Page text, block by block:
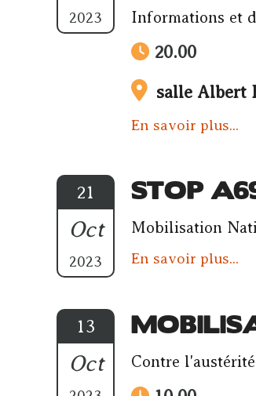
2023 Informations et
20.00
salle Albert
En savoir plus...
21
Oct
2023
STOP
Mobilisation
En savoir plus...
13
Oct Contre